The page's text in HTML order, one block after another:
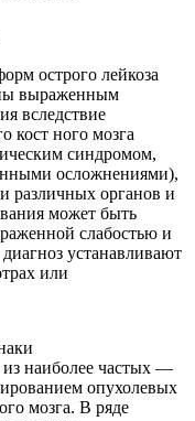
острого лейкоза
выраженным
вследствие
кост ного мозга
синдромом,
осложнениями),
различных органов и
может быть
слабостью и
устанавливают
или
наиболее частых —
опухолевых
мозга. В ряде